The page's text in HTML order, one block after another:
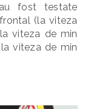
fost testate
(la viteza
viteza de min
viteza de min